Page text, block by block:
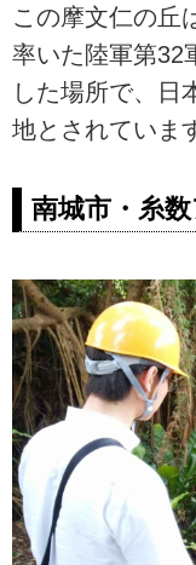
この摩文仁の丘
率いた陸軍第32
した場所で、日
地とされていま
南城市・糸